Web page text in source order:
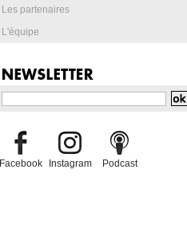
Les partenaires
L'équipe
Facebook Instagram Podcast